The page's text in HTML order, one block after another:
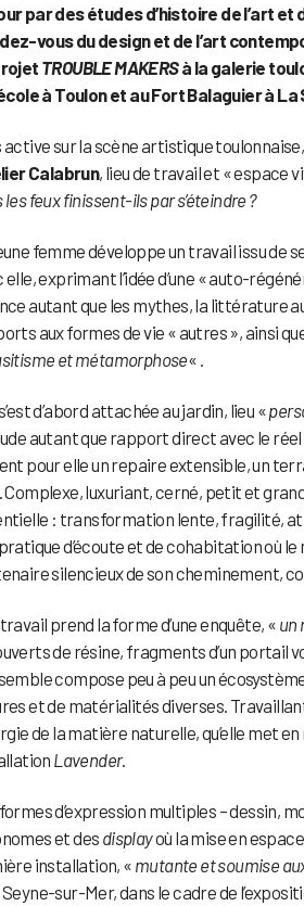
par des études d’histoire de l’art
vous du design et de l’art
TROUBLE MAKERSà la galerie
à Toulon et au Fort Balaguier à
active sur la scène artistique toulonnaise,
Calabrun, lieu de travail et « espace
les feux finissent-ils par s’éteindre ?
femme développe un travail issu de
elle, exprimant l’idée d’une « auto-
autant que les mythes, la littérature
aux formes de vie « autres », ainsi
et métamorphose« .
d’abord attachée au jardin, lieu «
autant que rapport direct avec le
pour elle un repaire extensible, un
Complexe, luxuriant, cerné, petit et
: transformation lente, fragilité,
d’écoute et de cohabitation où
silencieux de son cheminement,
prend la forme d’une enquête, « un
de résine, fragments d’un portail
compose peu à peu un
et de matérialités diverses.
de la matière naturelle, qu’elle met
Lavender.
d’expression multiples – dessin,
et des displayoù la mise en
installation, « mutante et soumise
sur-Mer, dans le cadre de